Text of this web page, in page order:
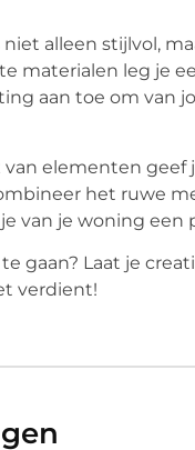
alleen stijlvol,
materialen leg je
aan toe om van
elementen geef
het ruwe
van je woning een
gaan? Laat je
verdient!